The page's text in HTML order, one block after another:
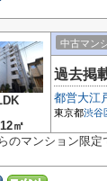
㎡
中古マン
過去掲
都営大江
東京都渋谷
のマンション限